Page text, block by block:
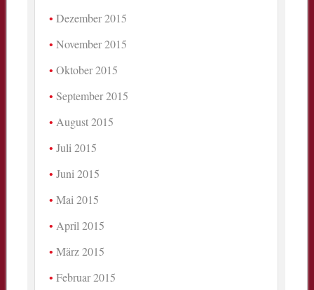
Dezember 2015
November 2015
Oktober 2015
September 2015
August 2015
Juli 2015
Juni 2015
Mai 2015
April 2015
März 2015
Februar 2015